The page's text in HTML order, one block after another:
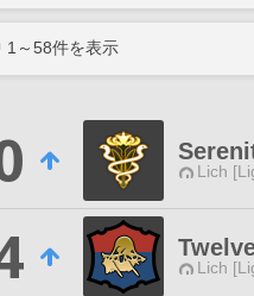
1 ～58件を表示
Lich
Lich